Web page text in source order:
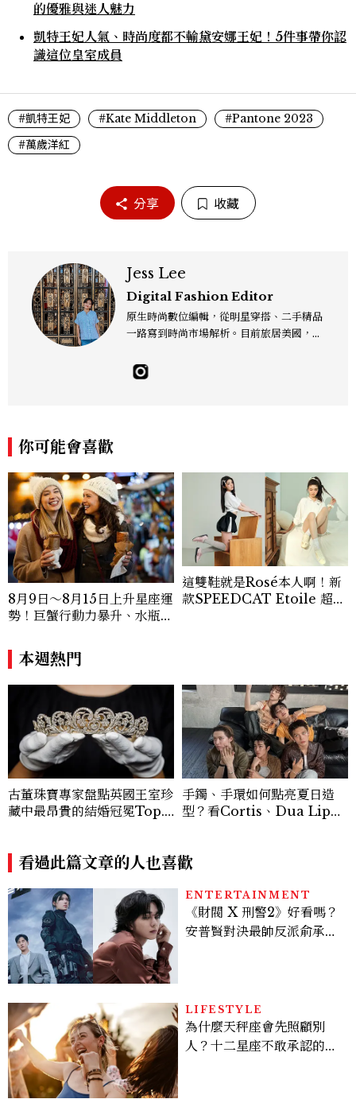
的優雅與迷人魅力
凱特王妃人氣、時尚度都不輸黛安娜王妃！5件事帶你認
識這位皇室成員
#凱特王妃 #Kate Middleton
#Pantone 2023
#萬歲洋紅
分享 收藏
Jess Lee
Digital Fashion Editor
原生時尚數位編輯，從明星穿搭、二手精品
一路寫到時尚市場解析。目前旅居美國，同
sslee9471@gmail.com
你可能會喜歡
8月9日～8月15日上升星座運
勢！巨蟹行動力暴升、水瓶迎
這雙鞋就是Rosé本人啊！新
款SPEEDCAT Etoile 超級
本週熱門
古董珠寶專家盤點英國王室珍
藏中最昂貴的結婚冠冕Top.
手鐲、手環如何點亮夏日造
型？看Cortis、Dua Lip的
看過此篇文章的人也喜歡
ENTERTAINMENT
《財閥 X 刑警2》好看嗎？
安普賢對決最帥反派俞承
多大？
LIFESTYLE
為什麼天秤座會先照顧別
人？十二星座不敢承認的一